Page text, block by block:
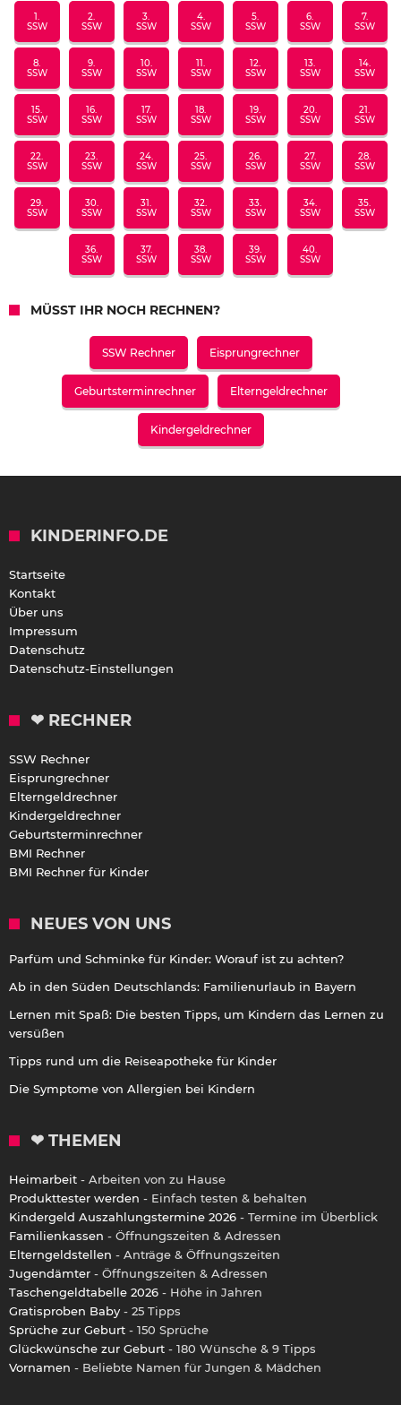
1.
SSW
2.
SSW
3.
SSW
4.
SSW
5.
SSW
6.
SSW
7.
SSW
8.
SSW
9.
SSW
10.
SSW
11.
SSW
12.
SSW
13.
SSW
14.
SSW
15.
SSW
16.
SSW
17.
SSW
18.
SSW
19.
SSW
20.
SSW
21.
SSW
22.
SSW
23.
SSW
24.
SSW
25.
SSW
26.
SSW
27.
SSW
28.
SSW
29.
SSW
30.
SSW
31.
SSW
32.
SSW
33.
SSW
34.
SSW
35.
SSW
36.
SSW
37.
SSW
38.
SSW
39.
SSW
40.
SSW
MÜSST IHR NOCH RECHNEN?
SSW Rechner Eisprungrechner
Geburtsterminrechner Elterngeldrechner
Kindergeldrechner
KINDERINFO.DE
Startseite
Kontakt
Über uns
Impressum
Datenschutz
Datenschutz-Einstellungen
❤ RECHNER
SSW Rechner
Eisprungrechner
Elterngeldrechner
Kindergeldrechner
Geburtsterminrechner
BMI Rechner
BMI Rechner für Kinder
NEUES VON UNS
Parfüm und Schminke für Kinder: Worauf ist zu achten?
Ab in den Süden Deutschlands: Familienurlaub in Bayern
Lernen mit Spaß: Die besten Tipps, um Kindern das Lernen zu
versüßen
Tipps rund um die Reiseapotheke für Kinder
Die Symptome von Allergien bei Kindern
❤ THEMEN
Heimarbeit - Arbeiten von zu Hause
Produkttester werden - Einfach testen & behalten
Kindergeld Auszahlungstermine 2026 - Termine im Überblick
Familienkassen - Öffnungszeiten & Adressen
Elterngeldstellen - Anträge & Öffnungszeiten
Jugendämter - Öffnungszeiten & Adressen
Taschengeldtabelle 2026 - Höhe in Jahren
Gratisproben Baby - 25 Tipps
Sprüche zur Geburt - 150 Sprüche
Glückwünsche zur Geburt - 180 Wünsche & 9 Tipps
Vornamen - Beliebte Namen für Jungen & Mädchen